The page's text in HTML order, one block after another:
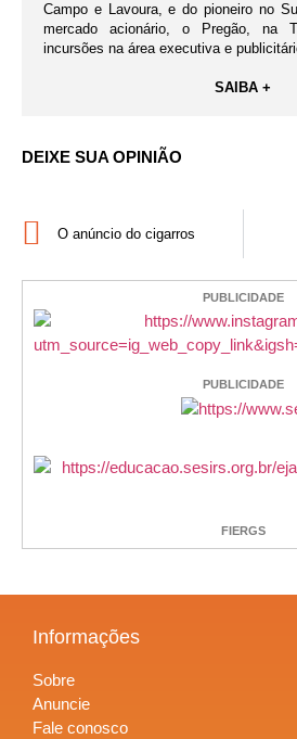
Campo e Lavoura, e do pioneiro no
mercado acionário, o Pregão, na
incursões na área executiva e
SAIBA +
DEIXE SUA OPINIÃO
O anúncio do cigarros
PUBLICIDADE
PUBLICIDADE
FIERGS
Informações
Sobre
Anuncie
Fale conosco